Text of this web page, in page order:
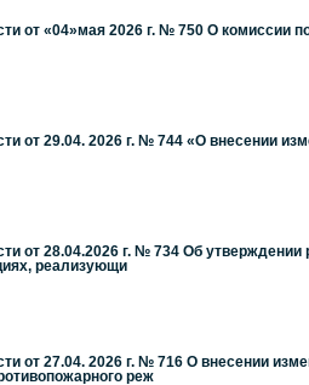
от «04»мая 2026 г. № 750 О комиссии
от 29.04. 2026 г. № 744 «О внесении
от 28.04.2026 г. № 734 Об
реализующи
от 27.04. 2026 г. № 716 О внесении
реж